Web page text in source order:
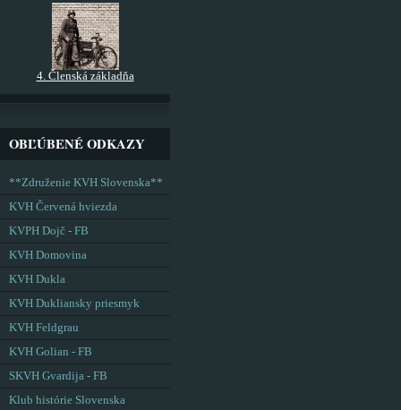
4. Členská základňa
OBĽÚBENÉ ODKAZY
**Združenie KVH Slovenska**
KVH Červená hviezda
KVPH Dojč - FB
KVH Domovina
KVH Dukla
KVH Dukliansky priesmyk
KVH Feldgrau
KVH Golian - FB
SKVH Gvardija - FB
Klub histórie Slovenska